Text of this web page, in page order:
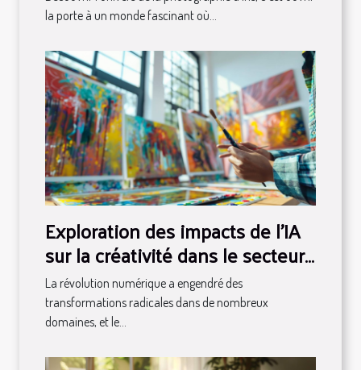
la porte à un monde fascinant où...
Exploration des impacts de l'IA
sur la créativité dans le secteur
visuel
La révolution numérique a engendré des
transformations radicales dans de nombreux
domaines, et le...